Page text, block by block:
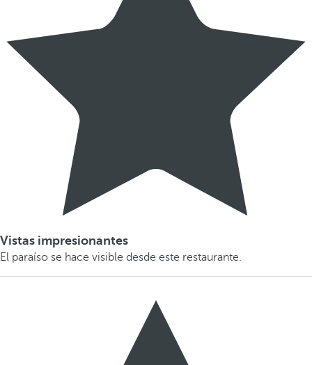
Vistas impresionantes
El paraíso se hace visible desde este restaurante.